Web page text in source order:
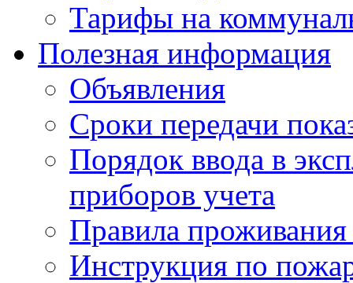
Тарифы на
Полезная информация
Объявления
Сроки передачи
Порядок ввода в
приборов учета
Правила
Инструкция по